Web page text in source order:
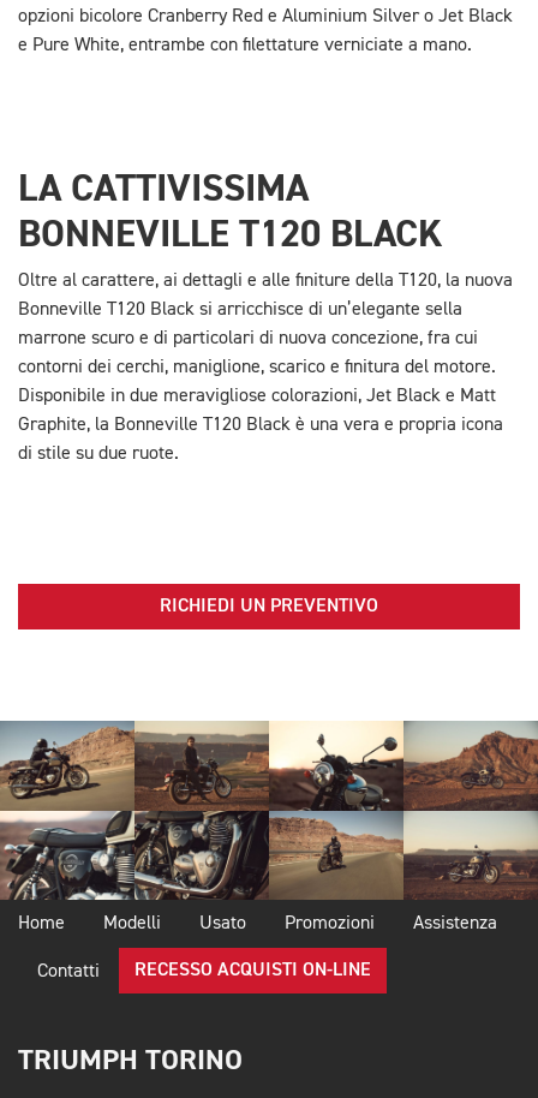
opzioni bicolore Cranberry Red e Aluminium Silver o Jet Black
e Pure White, entrambe con filettature verniciate a mano.
LA CATTIVISSIMA
BONNEVILLE T120 BLACK
Oltre al carattere, ai dettagli e alle finiture della T120, la nuova
Bonneville T120 Black si arricchisce di un’elegante sella
marrone scuro e di particolari di nuova concezione, fra cui
contorni dei cerchi, maniglione, scarico e finitura del motore.
Disponibile in due meravigliose colorazioni, Jet Black e Matt
Graphite, la Bonneville T120 Black è una vera e propria icona
di stile su due ruote.
RICHIEDI UN PREVENTIVO
Home Modelli Usato Promozioni Assistenza
Contatti RECESSO ACQUISTI ON-LINE
TRIUMPH TORINO